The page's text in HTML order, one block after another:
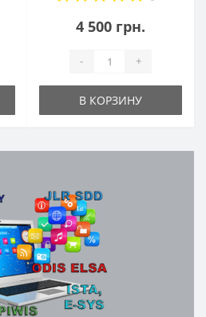
4 500 грн.
- +
В КОРЗИНУ